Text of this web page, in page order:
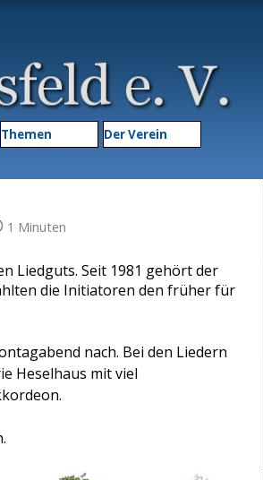
Themen ▼
Der Verein
1 Minuten
Liedguts. Seit 1981 gehört der
die Initiatoren den früher für
nach. Bei den Liedern
Heselhaus mit viel